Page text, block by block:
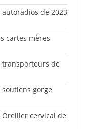
de 2023
cartes mères
transporteurs de
gorge
cervical de